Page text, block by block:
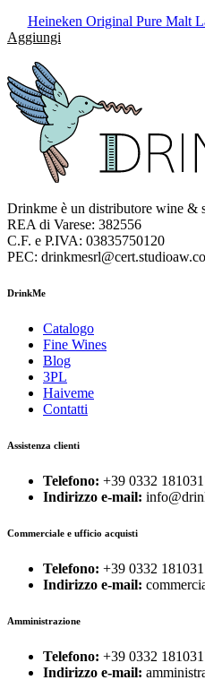
Heineken Original Pure Malt
Aggiungi
Drinkme è un distributore wine &
REA di Varese: 382556
C.F. e P.IVA: 03835750120
PEC:
DrinkMe
Catalogo
Fine Wines
Blog
3PL
Haiveme
Contatti
Assistenza clienti
Telefono: +39 0332
Indirizzo e-mail:
Commerciale e ufficio acquisti
Telefono: +39 0332
Indirizzo e-mail:
Amministrazione
Telefono: +39 0332
Indirizzo e-mail: